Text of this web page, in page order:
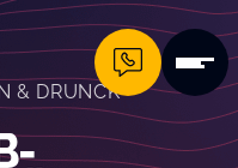
& DRUNCK